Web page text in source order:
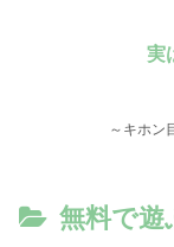
実
～キホン
無料で遊